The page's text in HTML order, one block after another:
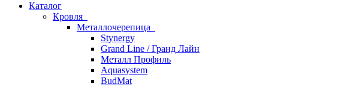
Каталог
Кровля
Металлочерепица
Stynergy
Grand Line / Гранд Лайн
Металл Профиль
Aquasystem
BudMat